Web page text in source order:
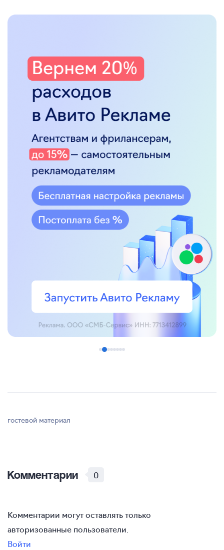
гостевой материал
Комментарии 0
Комментарии могут оставлять только
авторизованные пользователи.
Войти